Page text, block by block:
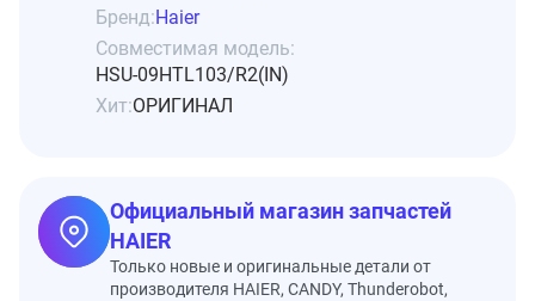
Бренд:Haier
Совместимая модель:
HSU-09HTL103/R2(IN)
Хит:ОРИГИНАЛ
Официальный магазин запчастей
HAIER
Только новые и оригинальные детали от
производителя HAIER, CANDY, Thunderobot,